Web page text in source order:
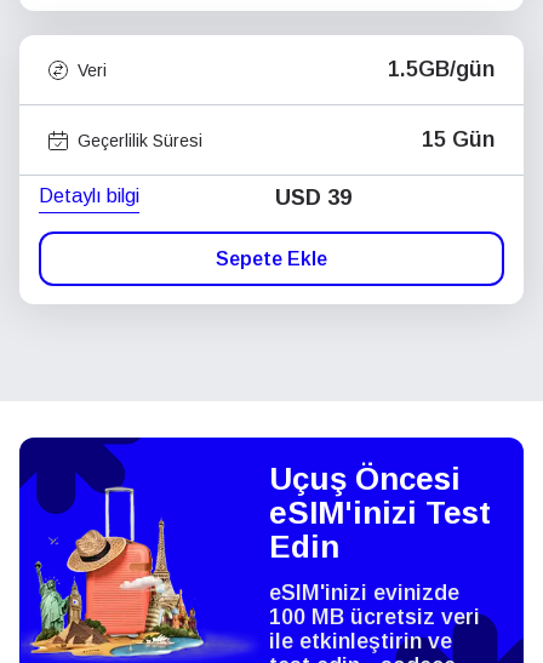
Veri 1.5GB/gün
Geçerlilik Süresi 15 Gün
Detaylı bilgi USD 39
Sepete Ekle
Uçuş Öncesi
eSIM'inizi Test
Edin
eSIM'inizi evinizde
100 MB ücretsiz veri
ile etkinleştirin ve